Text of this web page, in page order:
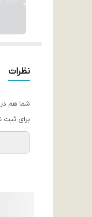
نظرات
شما هم
برای ثبت